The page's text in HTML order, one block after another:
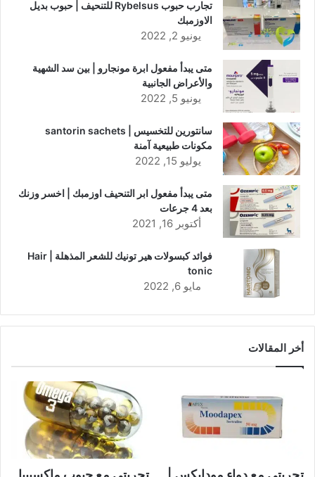
تجارب حبوب Rybelsus للتنحيف | حبوب بديل
الاوزمبك
يونيو 2, 2022
متى يبدأ مفعول ابرة مونجارو | بين سد الشهية
والأعراض الجانبية
يونيو 5, 2022
سانتورين للتخسيس | santorin sachets
مكونات طبيعية آمنة
يوليو 15, 2022
متى يبدأ مفعول ابر التنحيف اوزمبك | اخسر وزنك
بعد 4 جرعات
أكتوبر 16, 2021
فوائد كبسولات هير تونيك للشعر المذهلة | Hair
tonic
مايو 6, 2022
أخر المقالات